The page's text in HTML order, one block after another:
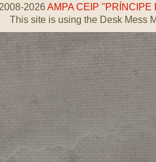
2026AMPA CEIP "PRÍNCIPE
This site is using the Desk Mess